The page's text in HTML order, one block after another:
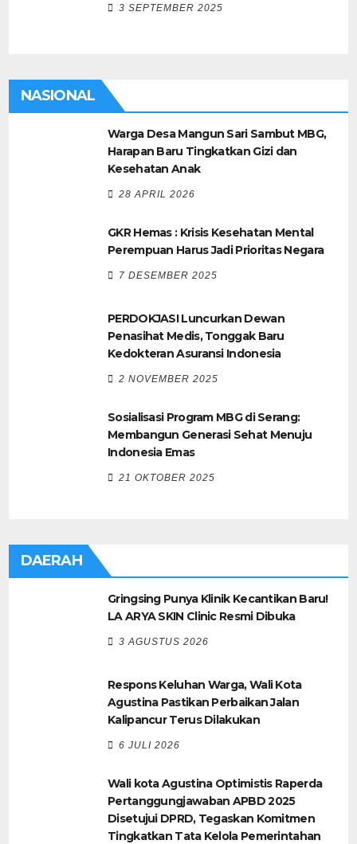
3 SEPTEMBER 2025
NASIONAL
Warga Desa Mangun Sari Sambut MBG,
Harapan Baru Tingkatkan Gizi dan
Kesehatan Anak
28 APRIL 2026
GKR Hemas : Krisis Kesehatan Mental
Perempuan Harus Jadi Prioritas Negara
7 DESEMBER 2025
PERDOKJASI Luncurkan Dewan
Penasihat Medis, Tonggak Baru
Kedokteran Asuransi Indonesia
2 NOVEMBER 2025
Sosialisasi Program MBG di Serang:
Membangun Generasi Sehat Menuju
Indonesia Emas
21 OKTOBER 2025
DAERAH
Gringsing Punya Klinik Kecantikan Baru!
LA ARYA SKIN Clinic Resmi Dibuka
3 AGUSTUS 2026
Respons Keluhan Warga, Wali Kota
Agustina Pastikan Perbaikan Jalan
Kalipancur Terus Dilakukan
6 JULI 2026
Wali kota Agustina Optimistis Raperda
Pertanggungjawaban APBD 2025
Disetujui DPRD, Tegaskan Komitmen
Tingkatkan Tata Kelola Pemerintahan